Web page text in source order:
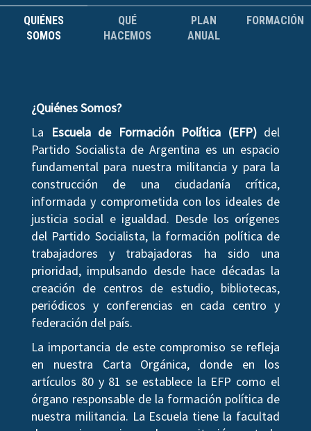
QUIÉNES
SOMOS
QUÉ
HACEMOS
PLAN
ANUAL
FORMACIÓN
¿Quiénes Somos?
La
Escuela de Formación Política (EFP)del
Partido Socialista de Argentina es un espacio
fundamental para nuestra militancia y para la
construcción de una ciudadanía crítica,
informada y comprometida con los ideales de
justicia social e igualdad. Desde los orígenes
del Partido Socialista, la formación política de
trabajadores y trabajadoras ha sido una
prioridad, impulsando desde hace décadas la
creación de centros de estudio, bibliotecas,
periódicos y conferencias en cada centro y
federación del país.
La importancia de este compromiso se refleja
en nuestra Carta Orgánica, donde en los
artículos 80 y 81 se establece la EFP como el
órgano responsable de la formación política de
nuestra militancia. La Escuela tiene la facultad